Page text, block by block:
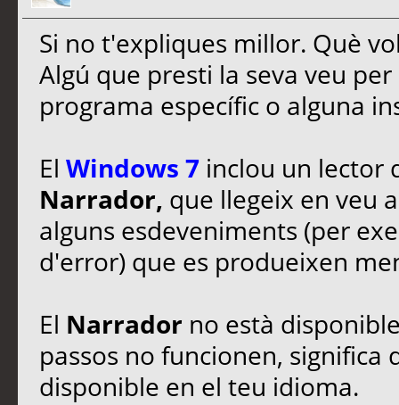
Si no t'expliques millor. Què
Algú que presti la seva veu
programa específic o alguna
El Windows 7 inclou un lector
Narrador, que llegeix en veu
alguns esdeveniments (per
d'error) que es produeixen
El Narrador no està
passos no funcionen, significa
disponible en el teu idioma.